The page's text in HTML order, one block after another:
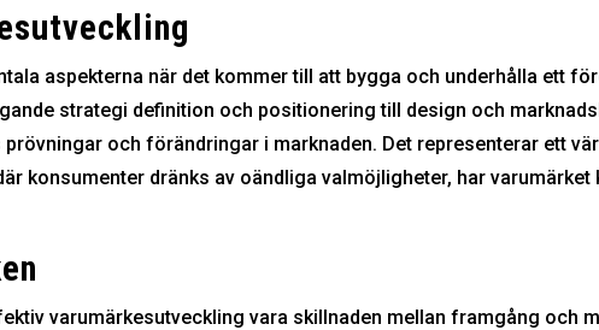
aspekterna när det kommer till att bygga och underhålla ett
strategi definition och positionering till design och
och förändringar i marknaden. Det representerar ett
konsumenter dränks av oändliga valmöjligheter, har
varumärkesutveckling vara skillnaden mellan framgång och